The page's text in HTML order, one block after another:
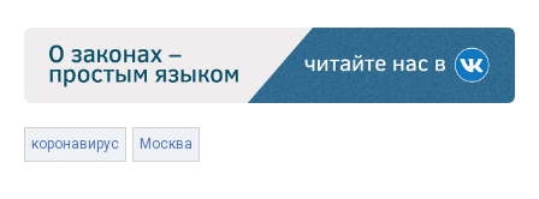
коронавирус Москва